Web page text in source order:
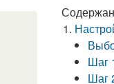
Шаг
Шаг